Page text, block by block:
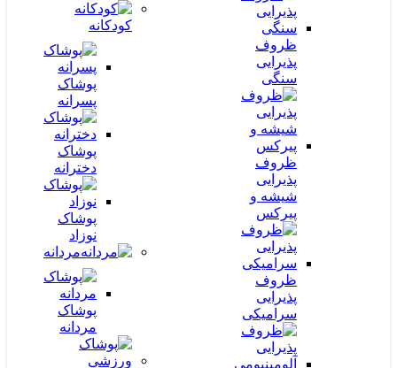
ظروف
پذیرایی
سنگی
ظروف
پذیرایی
شیشه و
پیرکس
ظروف
پذیرایی
سرامیکی
کودکانه
پوشاک
پسرانه
پوشاک
دخترانه
پوشاک
نوزاد
مردانه
پوشاک
مردانه